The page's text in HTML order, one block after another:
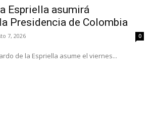
Espriella asumirá
Presidencia de Colombia
7, 2026 0
de la Espriella asume el viernes...